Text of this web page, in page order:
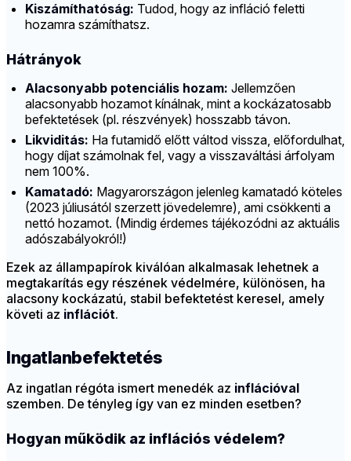
Kiszámíthatóság: Tudod, hogy az infláció feletti
hozamra számíthatsz.
Hátrányok
Alacsonyabb potenciális hozam: Jellemzően
alacsonyabb hozamot kínálnak, mint a kockázatosabb
befektetések (pl. részvények) hosszabb távon.
Likviditás: Ha futamidő előtt váltod vissza, előfordulhat,
hogy díjat számolnak fel, vagy a visszaváltási árfolyam
nem 100%.
Kamatadó: Magyarországon jelenleg kamatadó köteles
(2023 júliusától szerzett jövedelemre), ami csökkenti a
nettó hozamot. (Mindig érdemes tájékozódni az aktuális
adószabályokról!)
Ezek az állampapírok kiválóan alkalmasak lehetnek a
megtakarítás egy részének védelmére, különösen, ha
alacsony kockázatú, stabil befektetést keresel, amely
követi az inflációt.
Ingatlanbefektetés
Az ingatlan régóta ismert menedék az inflációval
szemben. De tényleg így van ez minden esetben?
Hogyan működik az inflációs védelem?